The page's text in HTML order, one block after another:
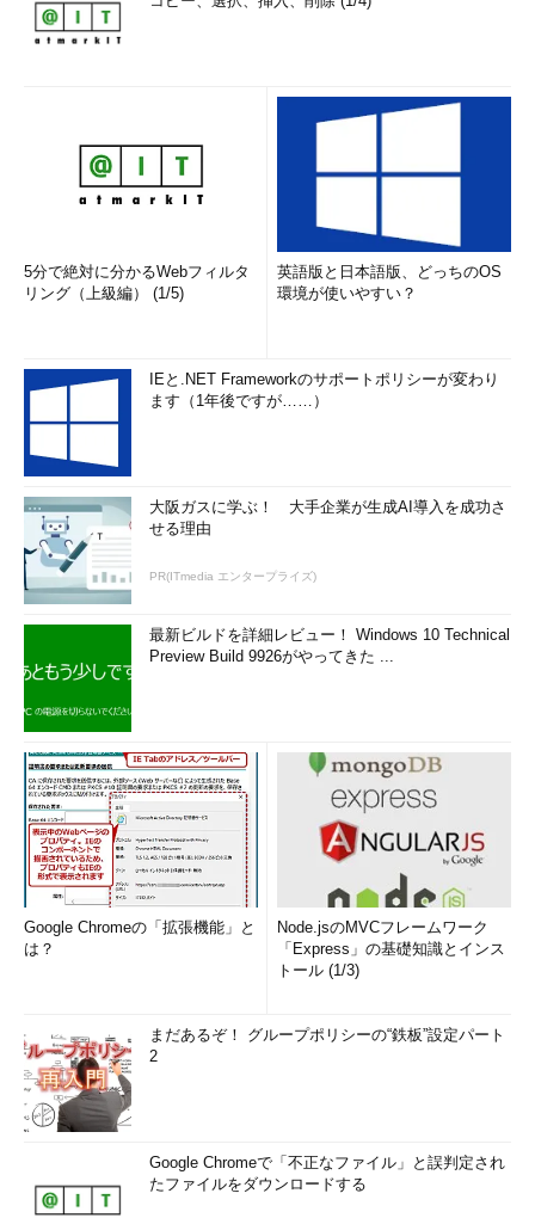
5分で絶対に分かるWebフィルタ
リング（上級編） (1/5)
英語版と日本語版、どっちのOS
環境が使いやすい？
IEと.NET Frameworkのサポートポリシーが変わり
ます（1年後ですが……）
大阪ガスに学ぶ！ 大手企業が生成AI導入を成功さ
せる理由
PR(ITmedia エンタープライズ)
最新ビルドを詳細レビュー！ Windows 10 Technical
Preview Build 9926がやってきた ...
Google Chromeの「拡張機能」と
は？
Node.jsのMVCフレームワーク
「Express」の基礎知識とインス
トール (1/3)
まだあるぞ！ グループポリシーの“鉄板”設定パート
2
Google Chromeで「不正なファイル」と誤判定され
たファイルをダウンロードする